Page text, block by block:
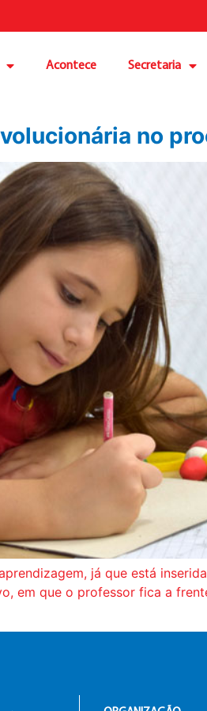
Acontece Secretaria
no
já que está
em que o professor fica a